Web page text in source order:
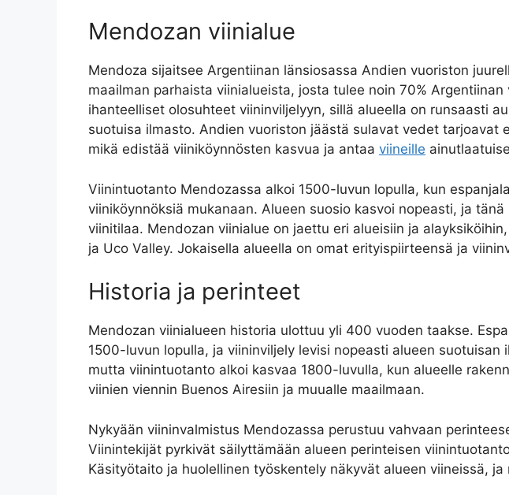
Mendozan viinialue
Mendoza sijaitsee Argentiinan länsiosassa Andien vuoriston
maailman parhaista viinialueista, josta tulee noin 70%
ihanteelliset olosuhteet viininviljelyyn, sillä alueella on runsaasti
suotuisa ilmasto. Andien vuoriston jäästä sulavat vedet tarjoavat
mikä edistää viiniköynnösten kasvua ja antaa viineille
Viinintuotanto Mendozassa alkoi 1500-luvun lopulla, kun
viiniköynnöksiä mukanaan. Alueen suosio kasvoi nopeasti, ja
viinitilaa. Mendozan viinialue on jaettu eri alueisiin ja
ja Uco Valley. Jokaisella alueella on omat erityispiirteensä ja
Historia ja perinteet
Mendozan viinialueen historia ulottuu yli 400 vuoden taakse.
1500-luvun lopulla, ja viininviljely levisi nopeasti alueen
mutta viinintuotanto alkoi kasvaa 1800-luvulla, kun alueelle
viinien viennin Buenos Airesiin ja muualle maailmaan.
Nykyään viininvalmistus Mendozassa perustuu vahvaan
Viinintekijät pyrkivät säilyttämään alueen perinteisen
Käsityötaito ja huolellinen työskentely näkyvät alueen viineissä,